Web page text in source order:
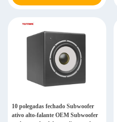
10 polegadas fechado Subwoofer
ativo alto-falante OEM Subwoofer